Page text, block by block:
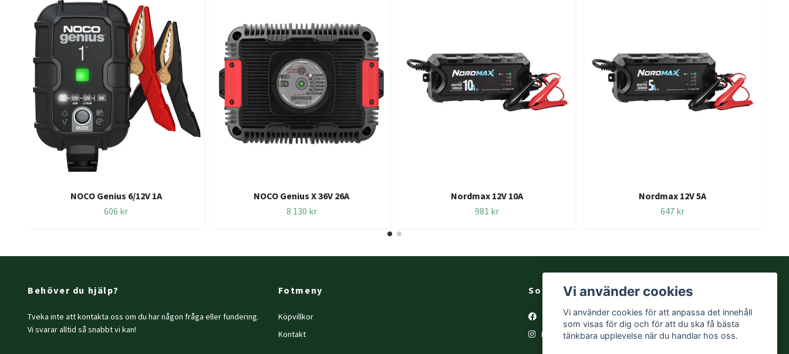
NOCO Genius 6/12V 1A
606 kr
NOCO Genius X 36V 26A
8 130 kr
Nordmax 12V 10A
981 kr
Nordmax 12V 5A
647 kr
Behöver du hjälp?
Tveka inte att kontakta oss om du har någon fråga eller fundering.
Vi svarar alltid så snabbt vi kan!
Fotmeny
Köpvillkor
Kontakt
Sociala medier
Facebook
Instagram
Vi använder cookies
Vi använder cookies för att anpassa det innehåll
som visas för dig och för att du ska få bästa
tänkbara upplevelse när du handlar hos oss.